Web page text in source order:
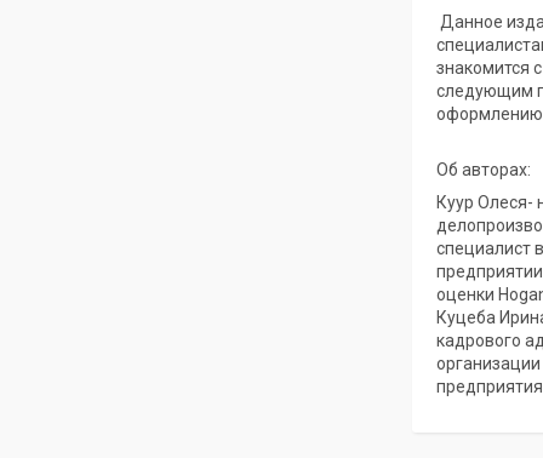
Данное
знакомится
следующим
оформлению
Об авторах:
Куур Олеся-
специалист
оценки
Куцеба
кадрового